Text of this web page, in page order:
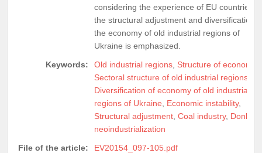
considering the experience of EU countries in
the structural adjustment and diversification
the economy of old industrial regions of
Ukraine is emphasized.
Keywords:
Old industrial regions Structure of economy
Sectoral structure of old industrial regions
Diversification of economy of old industrial
regions of Ukraine
Economic instability,
Structural adjustment Coal industry,
neoindustrialization
File of the article:
EV20154_097-105.pdf